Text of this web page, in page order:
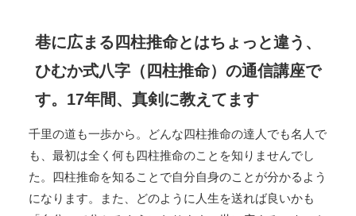
巷に広まる四柱推命とはちょっと違う、
ひむか式八字（四柱推命）の通信講座で
す。17年間、真剣に教えてます
千里の道も一歩から。どんな四柱推命の達人でも名人で
も、最初は全く何も四柱推命のことを知りませんでし
た。四柱推命を知ることで自分自身のことが分かるよう
になります。また、どのように人生を送れば良いかも